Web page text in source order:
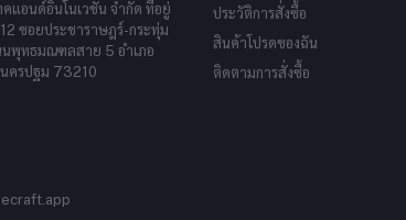
คแอนด์อินโนเวชั่น จำกัด ที่อยู่
ซอยประชาราษฎร์-กระทุ่ม
นพุทธมณฑลสาย 5 อำเภอ
ครปฐม 73210
ประวัติการสั่งซื้อ
สินค้าโปรดของฉัน
ติดตามการสั่งซื้อ